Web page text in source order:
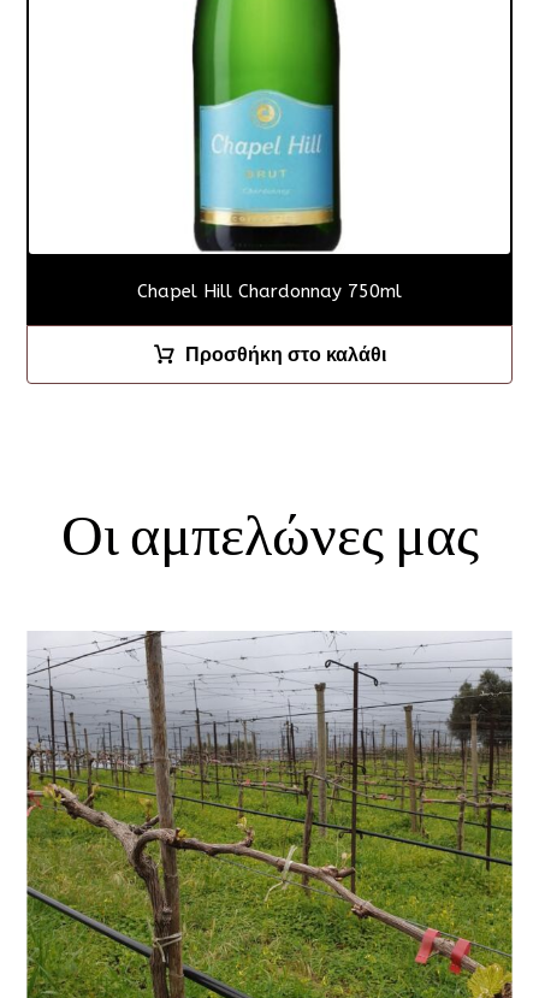
Chapel Hill Chardonnay 750ml
Προσθήκη στο καλάθι
Οι αμπελώνες μας